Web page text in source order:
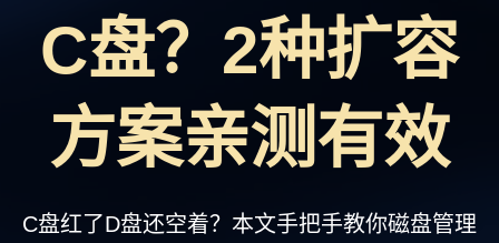
下载中心
C盘？2种扩容
方案亲测有效
C盘红了D盘还空着？本文手把手教你磁盘管理